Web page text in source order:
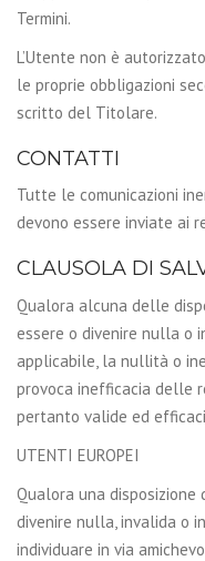
Termini.
L’Utente non è
le proprie obbligazioni
scritto del Titolare.
CONTATTI
Tutte le comunicazioni
devono essere inviate ai
CLAUSOLA DI
Qualora alcuna delle
essere o divenire nulla o
applicabile, la nullità o
provoca inefficacia delle
pertanto valide ed
UTENTI EUROPEI
Qualora una disposizione
divenire nulla, invalida o
individuare in via